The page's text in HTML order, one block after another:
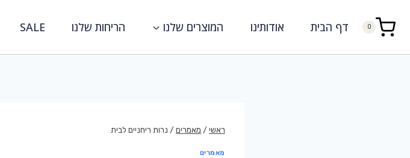
0 דף הבית אודותינו המוצרים שלנו הריחות שלנו SALE
ראשי / מאמרים / נרות ריחניים לבית
מאמרים